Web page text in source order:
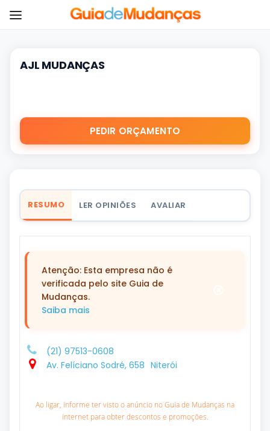
AJL MUDANÇAS
PEDIR ORÇAMENTO
RESUMO LER OPINIÕES AVALIAR
Atenção: Esta empresa não é
verificada pelo site Guia de
Mudanças.
Saiba mais
(21) 97513-0608
Av. Felíciano Sodré, 658 Niterói
Ao ligar, informe ter visto o anúncio no Guia de Mudanças na
internet para obter descontos e promoções.